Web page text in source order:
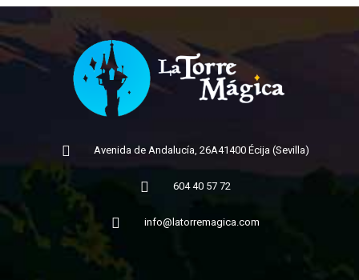
Avenida de Andalucía, 26A41400 Écija (Sevilla)
604 40 57 72
info@latorremagica.com